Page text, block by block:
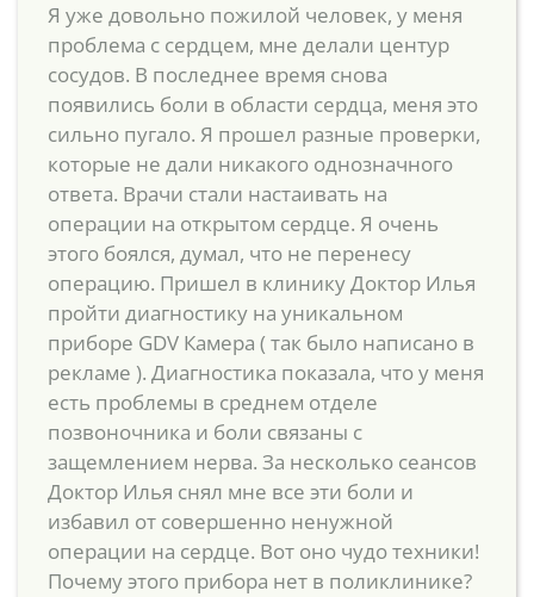
Я уже довольно пожилой человек, у меня
проблема с сердцем, мне делали центур
сосудов. В последнее время снова
появились боли в области сердца, меня это
сильно пугало. Я прошел разные проверки,
которые не дали никакого однозначного
ответа. Врачи стали настаивать на
операции на открытом сердце. Я очень
этого боялся, думал, что не перенесу
операцию. Пришел в клинику Доктор Илья
пройти диагностику на уникальном
приборе GDV Камера ( так было написано в
рекламе ). Диагностика показала, что у меня
есть проблемы в среднем отделе
позвоночника и боли связаны с
защемлением нерва. За несколько сеансов
Доктор Илья снял мне все эти боли и
избавил от совершенно ненужной
операции на сердце. Вот оно чудо техники!
Почему этого прибора нет в поликлинике?